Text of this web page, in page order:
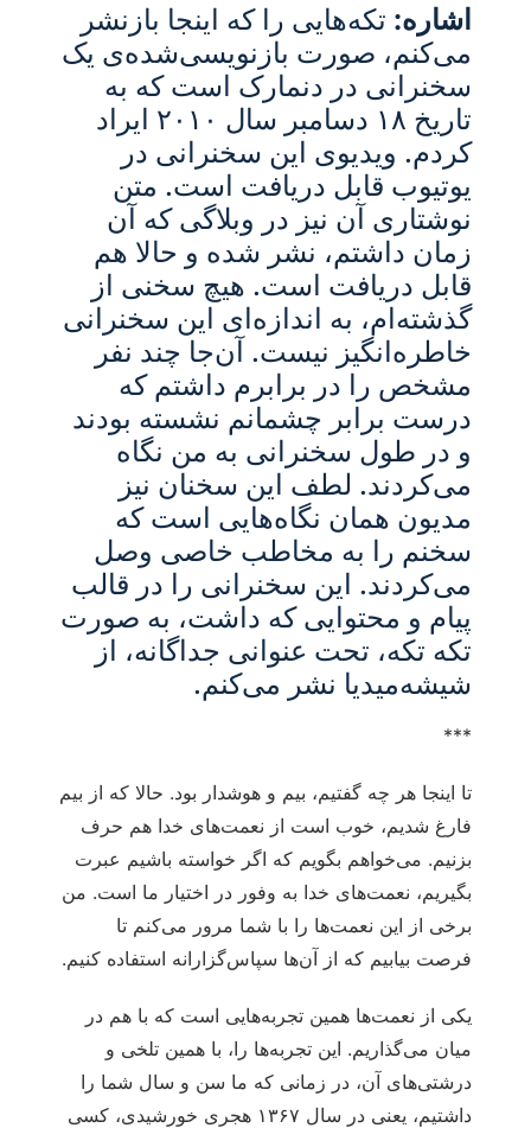
اشاره: تکه‌هایی را که اینجا بازنشر
می‌کنم، صورت بازنویسی‌شده‌ی یک
سخنرانی در دنمارک است که به
تاریخ ۱۸ دسامبر سال ۲۰۱۰ ایراد
کردم. ویدیوی این سخنرانی در
یوتیوب قابل دریافت است. متن
نوشتاری آن نیز در وبلاگی که آن
زمان داشتم، نشر شده و حالا هم
قابل دریافت است. هیچ سخنی از
گذشته‌ام، به اندازه‌ای این سخنرانی
خاطره‌انگیز نیست. آن‌جا چند نفر
مشخص را در برابرم داشتم که
درست برابر چشمانم نشسته بودند
و در طول سخنرانی به من نگاه
می‌کردند. لطف این سخنان نیز
مدیون همان نگاه‌هایی است که
سخنم را به مخاطب خاصی وصل
می‌کردند. این سخنرانی را در قالب
پیام و محتوایی که داشت، به صورت
تکه تکه، تحت عنوانی جداگانه، از
شیشه‌میدیا نشر می‌کنم.
***
تا اینجا هر چه گفتیم، بیم و هوشدار بود. حالا که از بیم
فارغ شدیم، خوب است از نعمت‌‏های ‏‏خدا هم حرف
بزنیم. می‌‏خواهم بگویم که اگر خواسته باشیم عبرت
بگیریم، نعمت‌‏های ‏‏خدا به وفور در اختیار ما است. من
برخی از این نعمت‌ها را با شما مرور می‌کنم تا
فرصت بیابیم که از آن‌ها سپاس‌گزارانه استفاده کنیم.
یکی از نعمت‌‏ها همین تجربه‌‏هایی است که با هم در
میان می‌‏گذاریم. این تجربه‏‌ها ‏را، با همین تلخی و
درشتی‏‌های ‏‏آن، در زمانی که ما سن و سال شما را
داشتیم، یعنی در سال ۱۳۶۷ هجری خورشیدی، کسی